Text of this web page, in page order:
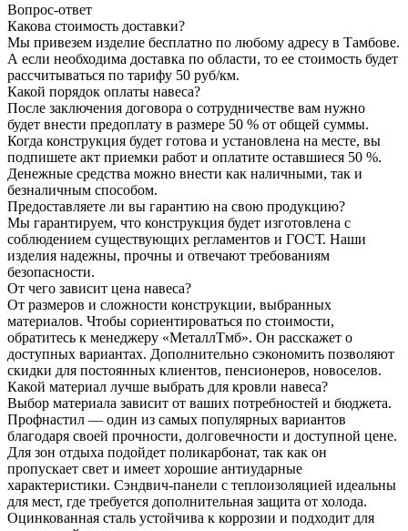
Вопрос-ответ
Какова стоимость доставки?
Мы привезем изделие бесплатно по любому адресу в Тамбове.
А если необходима доставка по области, то ее стоимость будет
рассчитываться по тарифу 50 руб/км.
Какой порядок оплаты навеса?
После заключения договора о сотрудничестве вам нужно
будет внести предоплату в размере 50 % от общей суммы.
Когда конструкция будет готова и установлена на месте, вы
подпишете акт приемки работ и оплатите оставшиеся 50 %.
Денежные средства можно внести как наличными, так и
безналичным способом.
Предоставляете ли вы гарантию на свою продукцию?
Мы гарантируем, что конструкция будет изготовлена с
соблюдением существующих регламентов и ГОСТ. Наши
изделия надежны, прочны и отвечают требованиям
безопасности.
От чего зависит цена навеса?
От размеров и сложности конструкции, выбранных
материалов. Чтобы сориентироваться по стоимости,
обратитесь к менеджеру «МеталлТмб». Он расскажет о
доступных вариантах. Дополнительно сэкономить позволяют
скидки для постоянных клиентов, пенсионеров, новоселов.
Какой материал лучше выбрать для кровли навеса?
Выбор материала зависит от ваших потребностей и бюджета.
Профнастил — один из самых популярных вариантов
благодаря своей прочности, долговечности и доступной цене.
Для зон отдыха подойдет поликарбонат, так как он
пропускает свет и имеет хорошие антиударные
характеристики. Сэндвич-панели с теплоизоляцией идеальны
для мест, где требуется дополнительная защита от холода.
Оцинкованная сталь устойчива к коррозии и подходит для